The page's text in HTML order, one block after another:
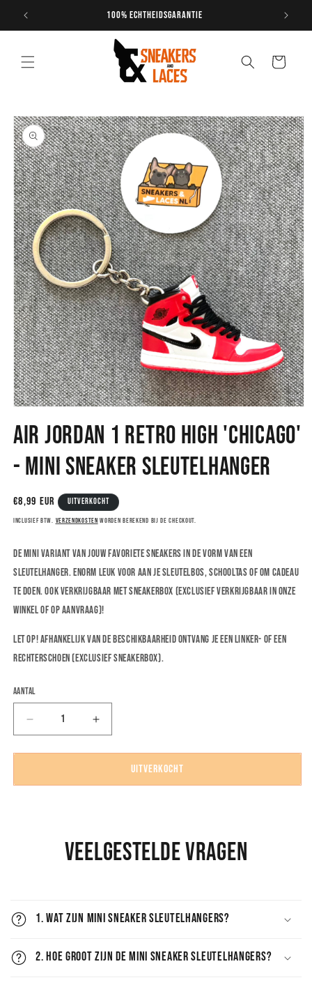
naar de
content
Gratis verzending vanaf €200,-
Winkelwagen
Ga direct naar
productinformatie
openen
in
Air Jordan 1 Retro High 'Chicago'
- Mini Sneaker Sleutelhanger
Normale
prijs
€8,99 EUR Uitverkocht
Inclusief btw. Verzendkosten worden berekend bij de checkout.
De mini variant van jouw favoriete sneakers in de vorm van een
sleutelhanger. Enorm leuk voor aan je sleutelbos, schooltas of om cadeau
te doen. Ook verkrijgbaar met sneakerbox (exclusief verkrijgbaar in onze
winkel of op aanvraag)!
Let op! Afhankelijk van de beschikbaarheid ontvang je een linker- of een
rechterschoen(exclusief sneakerbox).
Aantal
Aantal
verlagen
voor
Jordan
&#39;Chicago&#39;
Aantal
verhogen
voor
Jordan
&#39;Chicago&#39;
-
Uitverkocht
Veelgestelde Vragen
1. Wat zijn Mini Sneaker Sleutelhangers?
2. Hoe groot zijn de Mini Sneaker Sleutelhangers?